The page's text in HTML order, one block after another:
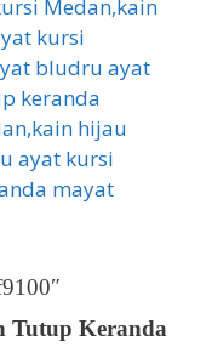
Tutup Keranda